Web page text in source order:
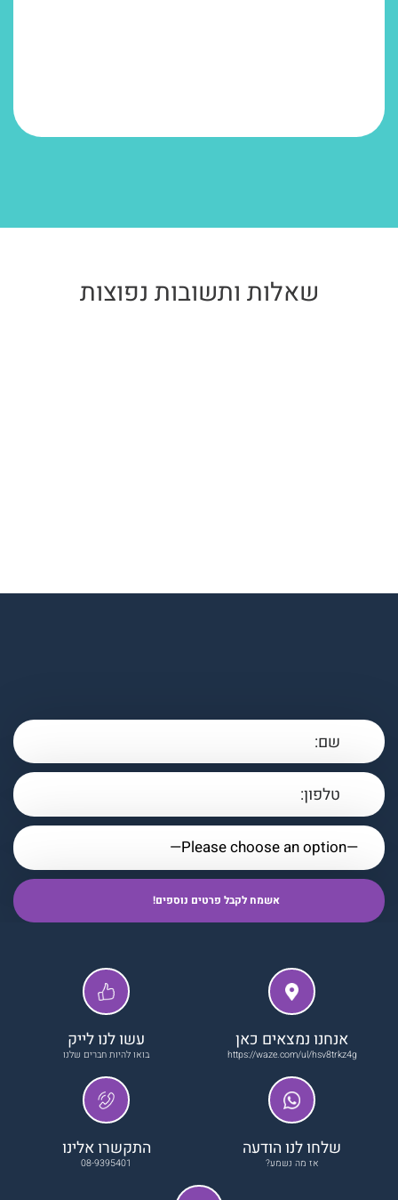
שאלות ותשובות נפוצות
אנחנו נמצאים כאן
https://waze.com/ul/hsv8trkz4g
עשו לנו לייק
בואו להיות חברים שלנו
שלחו לנו הודעה
אז מה נשמע?
התקשרו אלינו
08-9395401